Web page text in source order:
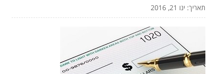
תאריך: ינו 21, 2016